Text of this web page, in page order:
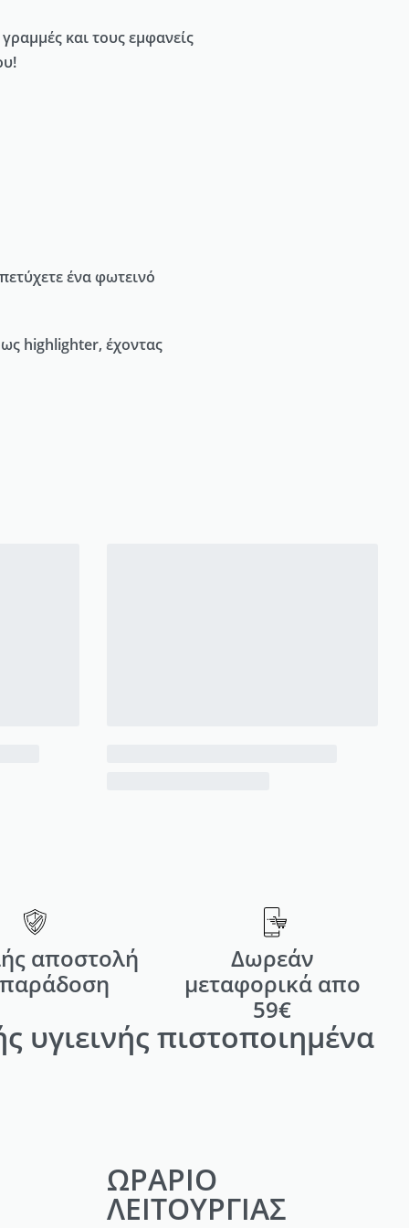
και τους εμφανείς
ένα φωτεινό
highlighter, έχοντας
αποστολή
Δωρεάν
μεταφορικά απο
59€
υγιεινής πιστοποιημένα
ΩΡΑΡΙΟ
ΛΕΙΤΟΥΡΓΙΑΣ